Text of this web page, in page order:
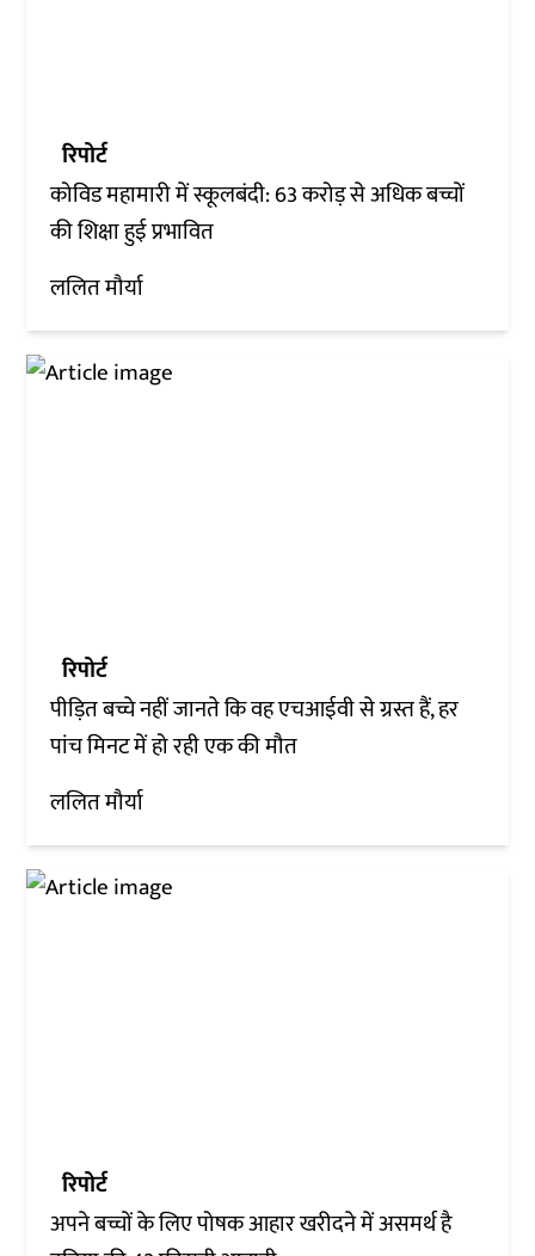
रिपोर्ट
कोविड महामारी में स्कूलबंदी: 63 करोड़ से अधिक बच्चों
की शिक्षा हुई प्रभावित
ललित मौर्या
रिपोर्ट
पीड़ित बच्चे नहीं जानते कि वह एचआईवी से ग्रस्त हैं, हर
पांच मिनट में हो रही एक की मौत
ललित मौर्या
रिपोर्ट
अपने बच्चों के लिए पोषक आहार खरीदने में असमर्थ है